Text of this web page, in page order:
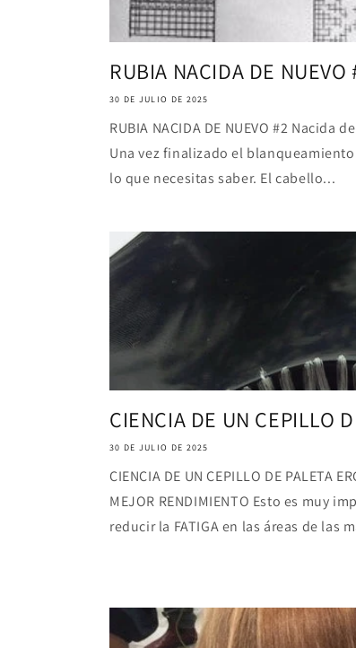
RUBIA NACIDA DE NUEVO
30 DE JULIO DE 2025
RUBIA NACIDA DE NUEVO #2
Una vez finalizado el
lo que necesitas saber. El cabello...
CIENCIA DE UN CEPILLO
30 DE JULIO DE 2025
CIENCIA DE UN CEPILLO DE PALETA
MEJOR RENDIMIENTO Esto es muy
reducir la FATIGA en las áreas de las